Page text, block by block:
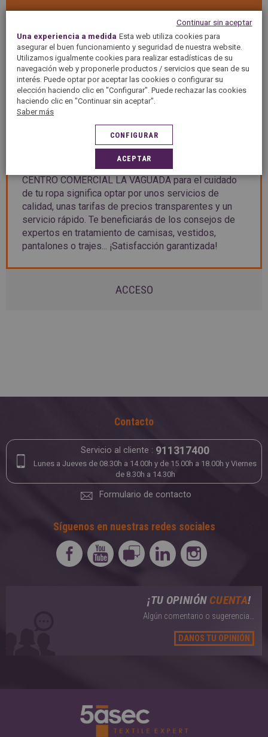
Bienvenido a tu tintorería CENTRO COMERCIAL LA
VAGUADA, tu tintorería y lavandería en MADRID. El
grupo 5àsec te garantiza un servicio óptimo para tus
prendas y tu ropa de hogar gracias a un saber hacer
de 50 años. Quitamanchas, lavado en seco, planchado
a mano... descubre los servicios de tintorería y
lavandería que te ofrecemos en tu tintorería CENTRO
COMERCIAL LA VAGUADA. Nuestro equipo de
CENTRO COMERCIAL LA VAGUADA te aconsejará el
servicio que mejor se adecúe a tu prenda y te dará un
diagnóstico personalizado. Elegir la tintorería
CENTRO COMERCIAL LA VAGUADA para el cuidado
de tu ropa significa optar por unos servicios de
calidad, unas tarifas de precios transparentes y un
servicio rápido. Te beneficiarás de los consejos de
expertos en tratamiento de camisas, vestidos,
pantalones o trajes... ¡Satisfacción garantizada!
ACCESO
Contacto
Servicio al cliente : 911317400
Lunes a Jueves de 08.30h a 14.00h y de 15.00h a 18.00h y Viernes
de 8.30h a 14.30h
Formulario de contacto
Síguenos en nuestras redes sociales
¡TU OPINIÓN CUENTA!
Algún comentario o sugerencia…
DANOS TU OPINIÓN
Una experiencia a medida Esta web utiliza cookies para
asegurar el buen funcionamiento y seguridad de nuestra website.
Utilizamos igualmente cookies para realizar estadísticas de su
navegación web y proponerle productos / servicios que sean de su
interés. Puede optar por aceptar las cookies o configurar su
elección haciendo clic en "Configurar". Puede rechazar las cookies
haciendo clic en "Continuar sin aceptar".
Saber más
ACEPTAR
CONFIGURAR
Continuar sin aceptar